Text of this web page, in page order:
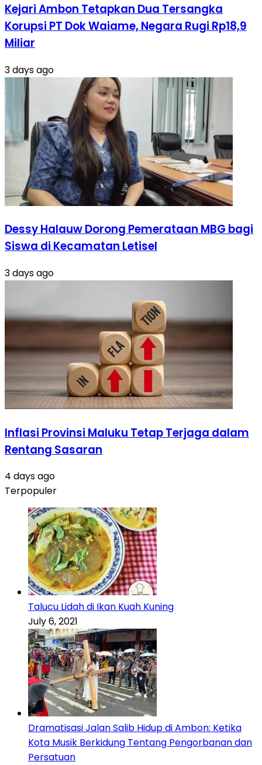
Kejari Ambon Tetapkan Dua Tersangka
Korupsi PT Dok Waiame, Negara Rugi Rp18,9
Miliar
3 days ago
Dessy Halauw Dorong Pemerataan MBG bagi
Siswa di Kecamatan Letisel
3 days ago
Inflasi Provinsi Maluku Tetap Terjaga dalam
Rentang Sasaran
4 days ago
Terpopuler
Talucu Lidah di Ikan Kuah Kuning
July 6, 2021
Dramatisasi Jalan Salib Hidup di Ambon: Ketika
Kota Musik Berkidung Tentang Pengorbanan dan
Persatuan